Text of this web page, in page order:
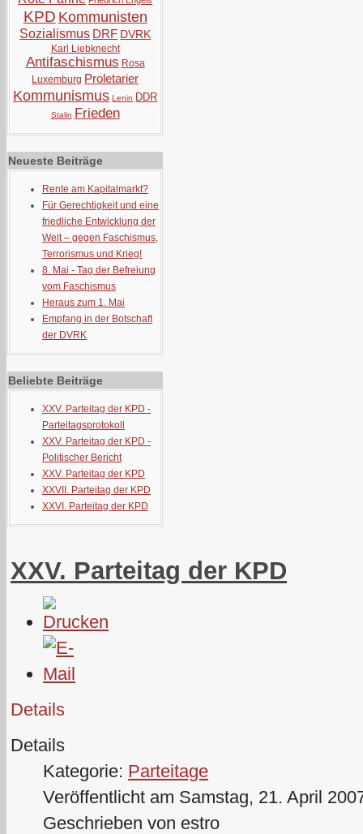
KPD Kommunisten
Sozialismus DRF DVRK
Karl Liebknecht
Antifaschismus Rosa
Luxemburg Proletarier
Kommunismus Lenin DDR
Stalin Frieden
Neueste Beiträge
Rente am Kapitalmarkt?
Für Gerechtigkeit und eine
friedliche Entwicklung der
Welt – gegen Faschismus,
Terrorismus und Krieg!
8. Mai - Tag der Befreiung
vom Faschismus
Heraus zum 1. Mai
Empfang in der Botschaft
der DVRK
Beliebte Beiträge
XXV. Parteitag der KPD -
Parteitagsprotokoll
XXV. Parteitag der KPD -
Politischer Bericht
XXV. Parteitag der KPD
XXVII. Parteitag der KPD
XXVI. Parteitag der KPD
XXV. Parteitag der KPD
Details
Details
Kategorie: Parteitage
Veröffentlicht am Samstag, 21. April
Geschrieben von estro